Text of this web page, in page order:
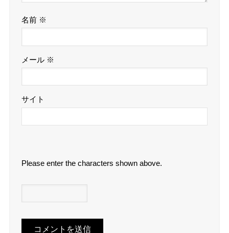
名前 ※
メール ※
サイト
Please enter the characters shown above.